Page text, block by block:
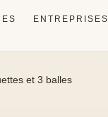
ENTREPRISES
et 3 balles